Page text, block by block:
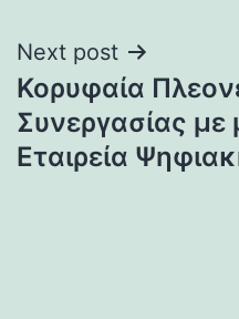
Next post
Κορυφαία
Συνεργασίας με
Εταιρεία